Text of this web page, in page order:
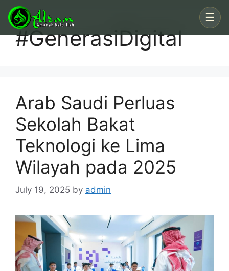
☰
Skip
content#GenerasiDigital
Arab Saudi Perluas
Sekolah Bakat
Teknologi ke Lima
Wilayah pada 2025
July 19, 2025 by admin